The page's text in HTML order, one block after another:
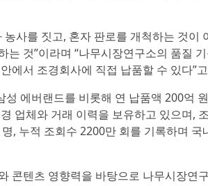
농사를 짓고, 혼자 판로를 개척하는 것이
는 것”이라며 “나무시장연구소의 품질
에서 조경회사에 직접 납품할 수 있다”
성 에버랜드를 비롯해 연 납품액 200억
업체와 거래 이력을 보유하고 있으며,
명, 누적 조회수 2200만 회를 기록하며
콘텐츠 영향력을 바탕으로 나무시장연